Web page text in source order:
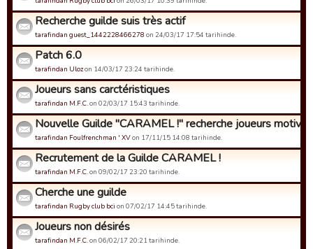
Recherche guilde suis très actif
tarafindan guest_1442228466278 on 24/03/17 17:54 tarihinde.
Patch 6.0
tarafindan Ulozon 14/03/17 23:24 tarihinde.
Joueurs sans carctéristiques
tarafindan M.F.C.on 02/03/17 15:43 tarihinde.
Nouvelle Guilde "CARAMEL !" recherche joueurs
tarafindan Foulfrenchman ' XVon 17/11/15 14:08 tarihinde.
Recrutement de la Guilde CARAMEL !
tarafindan M.F.C.on 09/02/17 23:20 tarihinde.
Cherche une guilde
tarafindan Rugby club bci on 07/02/17 14:45 tarihinde.
Joueurs non désirés
tarafindan M.F.C.on 06/02/17 20:21 tarihinde.